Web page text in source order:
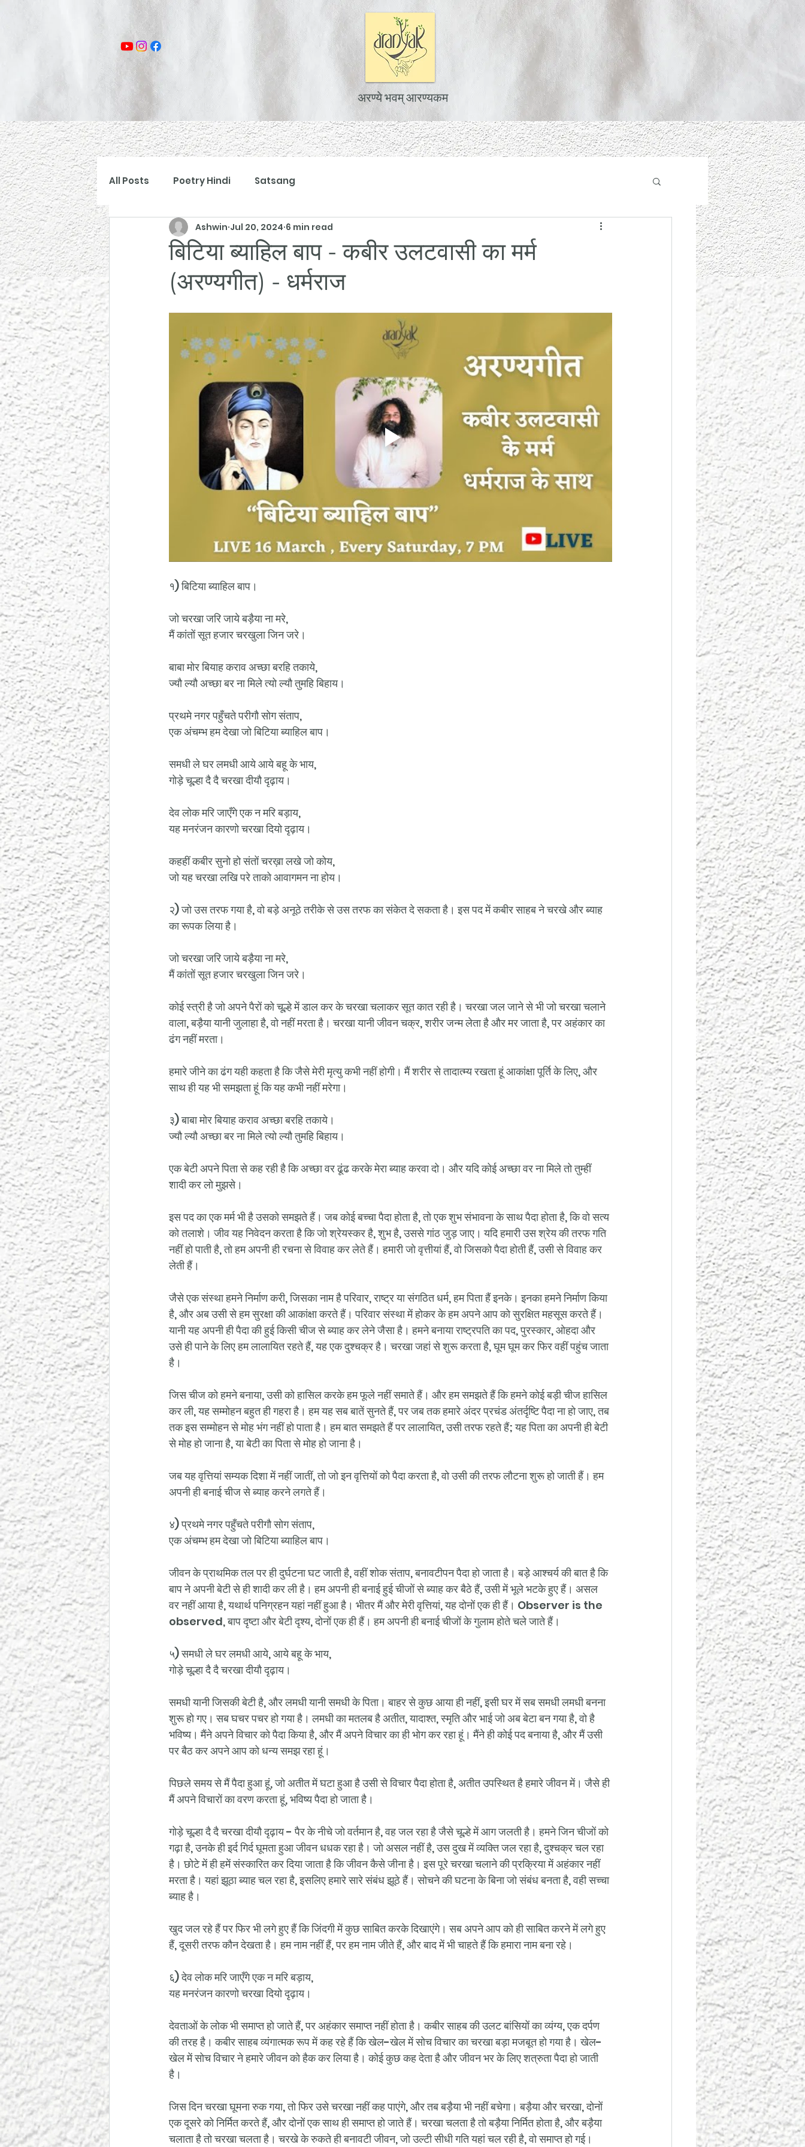
अरण्ये भवम् आरण्यकम
All Posts Poetry Hindi Satsang
बिटिया ब्याहिल बाप - कबीर उलटवासी का मर्म
(अरण्यगीत) - धर्मराज
Ashwin Jul 20, 2024 6 min read
१) बिटिया ब्याहिल बाप।
जो चरखा जरि जाये बड़ैया ना मरे,
मैं कांतों सूत हजार चरखुला जिन जरे।
बाबा मोर बियाह कराव अच्छा बरहि तकाये,
ज्यौ ल्यौ अच्छा बर ना मिले त्यो ल्यौ तुमहि बिहाय।
प्रथमे नगर पहुँचते परीगौ सोग संताप,
एक अंचम्भ हम देखा जो बिटिया ब्याहिल बाप।
समधी ले घर लमधी आये आये बहू के भाय,
गोड़े चूल्हा दै दै चरखा दीयौ दृढ़ाय।
देव लोक मरि जाएँगे एक न मरि बड़ाय,
यह मनरंजन कारणो चरखा दियो दृढ़ाय।
कहहीं कबीर सुनो हो संतों चरख़ा लखे जो कोय,
जो यह चरखा लखि परे ताको आवागमन ना होय।
२) जो उस तरफ गया है, वो बड़े अनूठे तरीके से उस तरफ का संकेत दे सकता है। इस पद में कबीर साहब ने चरखे और ब्याह
का रूपक लिया है।
जो चरखा जरि जाये बड़ैया ना मरे,
मैं कांतों सूत हजार चरखुला जिन जरे।
कोई स्त्री है जो अपने पैरों को चूल्हे में डाल कर के चरखा चलाकर सूत कात रही है। चरखा जल जाने से भी जो चरखा चलाने
वाला, बड़ैया यानी जुलाहा है, वो नहीं मरता है। चरखा यानी जीवन चक्र, शरीर जन्म लेता है और मर जाता है, पर अहंकार का
ढंग नहीं मरता।
हमारे जीने का ढंग यही कहता है कि जैसे मेरी मृत्यु कभी नहीं होगी। मैं शरीर से तादात्म्य रखता हूं आकांक्षा पूर्ति के लिए, और
साथ ही यह भी समझता हूं कि यह कभी नहीं मरेगा।
३) बाबा मोर बियाह कराव अच्छा बरहि तकाये।
ज्यौ ल्यौ अच्छा बर ना मिले त्यो ल्यौ तुमहि बिहाय।
एक बेटी अपने पिता से कह रही है कि अच्छा वर ढूंढ करके मेरा ब्याह करवा दो। और यदि कोई अच्छा वर ना मिले तो तुम्हीं
शादी कर लो मुझसे।
इस पद का एक मर्म भी है उसको समझते हैं। जब कोई बच्चा पैदा होता है, तो एक शुभ संभावना के साथ पैदा होता है, कि वो सत्य
को तलाशे। जीव यह निवेदन करता है कि जो श्रेयस्कर है, शुभ है, उससे गांठ जुड़ जाए। यदि हमारी उस श्रेय की तरफ गति
नहीं हो पाती है, तो हम अपनी ही रचना से विवाह कर लेते हैं। हमारी जो वृत्तीयां हैं, वो जिसको पैदा होती हैं, उसी से विवाह कर
लेती हैं।
जैसे एक संस्था हमने निर्माण करी, जिसका नाम है परिवार, राष्ट्र या संगठित धर्म, हम पिता हैं इनके। इनका हमने निर्माण किया
है, और अब उसी से हम सुरक्षा की आकांक्षा करते हैं। परिवार संस्था में होकर के हम अपने आप को सुरक्षित महसूस करते हैं।
यानी यह अपनी ही पैदा की हुई किसी चीज से ब्याह कर लेने जैसा है। हमने बनाया राष्ट्रपति का पद, पुरस्कार, ओहदा और
उसे ही पाने के लिए हम लालायित रहते हैं, यह एक दुश्चक्र है। चरखा जहां से शुरू करता है, घूम घूम कर फिर वहीं पहुंच जाता
है।
जिस चीज को हमने बनाया, उसी को हासिल करके हम फूले नहीं समाते हैं। और हम समझते हैं कि हमने कोई बड़ी चीज हासिल
कर ली, यह सम्मोहन बहुत ही गहरा है। हम यह सब बातें सुनते हैं, पर जब तक हमारे अंदर प्रचंड अंतर्दृष्टि पैदा ना हो जाए, तब
तक इस सम्मोहन से मोह भंग नहीं हो पाता है। हम बात समझते हैं पर लालायित, उसी तरफ रहते हैं; यह पिता का अपनी ही बेटी
से मोह हो जाना है, या बेटी का पिता से मोह हो जाना है।
जब यह वृत्तियां सम्यक दिशा में नहीं जातीं, तो जो इन वृत्तियों को पैदा करता है, वो उसी की तरफ लौटना शुरू हो जाती हैं। हम
अपनी ही बनाई चीज से ब्याह करने लगते हैं।
४) प्रथमे नगर पहुँचते परीगौ सोग संताप,
एक अंचम्भ हम देखा जो बिटिया ब्याहिल बाप।
जीवन के प्राथमिक तल पर ही दुर्घटना घट जाती है, वहीं शोक संताप, बनावटीपन पैदा हो जाता है। बड़े आश्चर्य की बात है कि
बाप ने अपनी बेटी से ही शादी कर ली है। हम अपनी ही बनाई हुई चीजों से ब्याह कर बैठे हैं, उसी में भूले भटके हुए हैं। असल
वर नहीं आया है, यथार्थ पनिग्रहन यहां नहीं हुआ है। भीतर मैं और मेरी वृत्तियां, यह दोनों एक ही हैं। Observer is the
observed, बाप दृष्टा और बेटी दृश्य, दोनों एक ही हैं। हम अपनी ही बनाई चीजों के गुलाम होते चले जाते हैं।
५) समधी ले घर लमधी आये, आये बहू के भाय,
गोड़े चूल्हा दै दै चरखा दीयौ दृढ़ाय।
समधी यानी जिसकी बेटी है, और लमधी यानी समधी के पिता। बाहर से कुछ आया ही नहीं, इसी घर में सब समधी लमधी बनना
शुरू हो गए। सब घचर पचर हो गया है। लमधी का मतलब है अतीत, यादाश्त, स्मृति और भाई जो अब बेटा बन गया है, वो है
भविष्य। मैंने अपने विचार को पैदा किया है, और मैं अपने विचार का ही भोग कर रहा हूं। मैंने ही कोई पद बनाया है, और मैं उसी
पर बैठ कर अपने आप को धन्य समझ रहा हूं।
पिछले समय से मैं पैदा हुआ हूं, जो अतीत में घटा हुआ है उसी से विचार पैदा होता है, अतीत उपस्थित है हमारे जीवन में। जैसे ही
मैं अपने विचारों का वरण करता हूं, भविष्य पैदा हो जाता है।
गोड़े चूल्हा दै दै चरखा दीयौ दृढ़ाय - पैर के नीचे जो वर्तमान है, वह जल रहा है जैसे चूल्हे में आग जलती है। हमने जिन चीजों को
गढ़ा है, उनके ही इर्द गिर्द घूमता हुआ जीवन धधक रहा है। जो असल नहीं है, उस दुख में व्यक्ति जल रहा है, दुश्चक्र चल रहा
है। छोटे में ही हमें संस्कारित कर दिया जाता है कि जीवन कैसे जीना है। इस पूरे चरखा चलाने की प्रक्रिया में अहंकार नहीं
मरता है। यहां झूठा ब्याह चल रहा है, इसलिए हमारे सारे संबंध झूठे हैं। सोचने की घटना के बिना जो संबंध बनता है, वही सच्चा
ब्याह है।
खुद जल रहे हैं पर फिर भी लगे हुए हैं कि जिंदगी में कुछ साबित करके दिखाएंगे। सब अपने आप को ही साबित करने में लगे हुए
हैं, दूसरी तरफ कौन देखता है। हम नाम नहीं हैं, पर हम नाम जीते हैं, और बाद में भी चाहते हैं कि हमारा नाम बना रहे।
६) देव लोक मरि जाएँगे एक न मरि बड़ाय,
यह मनरंजन कारणो चरखा दियो दृढ़ाय।
देवताओं के लोक भी समाप्त हो जाते हैं, पर अहंकार समाप्त नहीं होता है। कबीर साहब की उलट बांसियों का व्यंग्य, एक दर्पण
की तरह है। कबीर साहब व्यंगात्मक रूप में कह रहे हैं कि खेल-खेल में सोच विचार का चरखा बड़ा मजबूत हो गया है। खेल-
खेल में सोच विचार ने हमारे जीवन को हैक कर लिया है। कोई कुछ कह देता है और जीवन भर के लिए शत्रुता पैदा हो जाती
है।
जिस दिन चरखा घूमना रुक गया, तो फिर उसे चरखा नहीं कह पाएंगे, और तब बड़ैया भी नहीं बचेगा। बड़ैया और चरखा, दोनों
एक दूसरे को निर्मित करते हैं, और दोनों एक साथ ही समाप्त हो जाते हैं। चरखा चलता है तो बड़ैया निर्मित होता है, और बड़ैया
चलाता है तो चरखा चलता है। चरखे के रुकते ही बनावटी जीवन, जो उल्टी सीधी गति यहां चल रही है, वो समाप्त हो गई।